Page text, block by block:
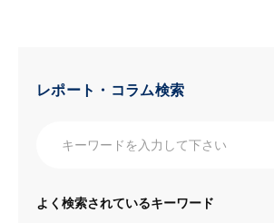
レポート・コラム検索
よく検索されているキーワード